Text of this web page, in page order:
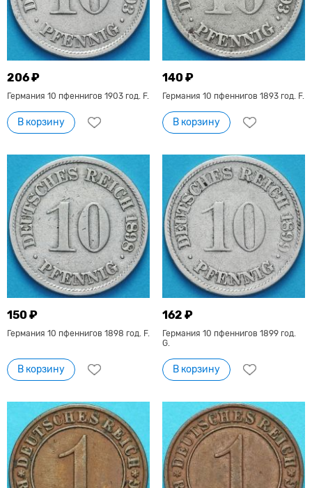
206 ₽
Германия 10 пфеннигов 1903 год. F.
В корзину
140 ₽
Германия 10 пфеннигов 1893 год. F.
В корзину
150 ₽
Германия 10 пфеннигов 1898 год. F.
В корзину
162 ₽
Германия 10 пфеннигов 1899 год.
G.
В корзину